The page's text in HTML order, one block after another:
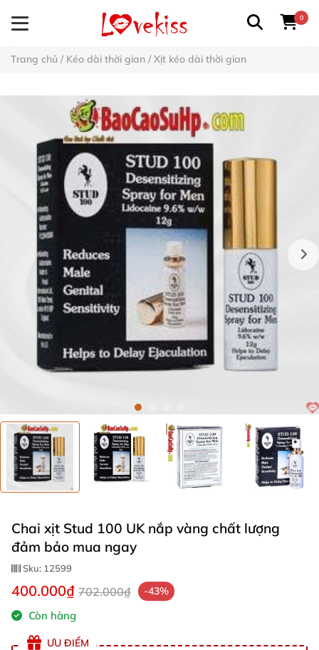
0
Trang chủ / Kéo dài thời gian / Xịt kéo dài thời gian
Chai xịt Stud 100 UK nắp vàng chất lượng
đảm bảo mua ngay
Sku: 12599
400.000₫ 702.000₫ -43%
Còn hàng
ƯU ĐIỂM